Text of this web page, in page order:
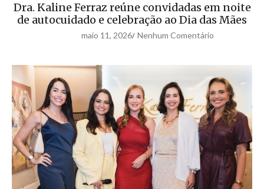
Dra. Kaline Ferraz reúne convidadas em noite
de autocuidado e celebração ao Dia das Mães
maio 11, 2026/ Nenhum Comentário